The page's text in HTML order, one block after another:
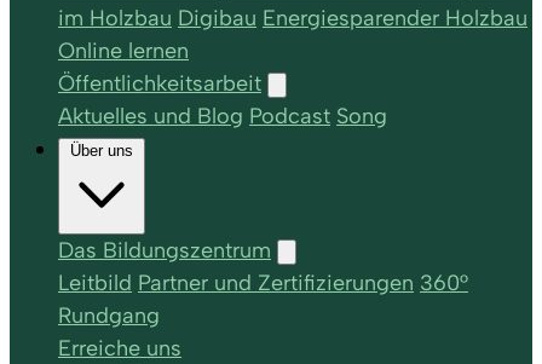
im Holzbau Digibau Energiesparender Holzbau
Online lernen
Öffentlichkeitsarbeit
Aktuelles und Blog Podcast Song
Über uns
Das Bildungszentrum
Leitbild Partner und Zertifizierungen 360°
Rundgang
Erreiche uns